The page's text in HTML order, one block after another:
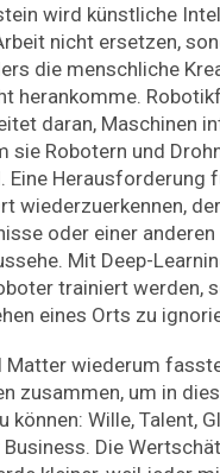
wird künstliche
nicht ersetzen,
die menschliche
herankomme.
daran, Maschinen
sie Robotern und
Eine Herausforderung
wiederzuerkennen,
oder einer
Mit Deep-
trainiert werden,
eines Orts zu
Matter wiederum
zusammen, um in
können: Wille, Talent,
Business. Die